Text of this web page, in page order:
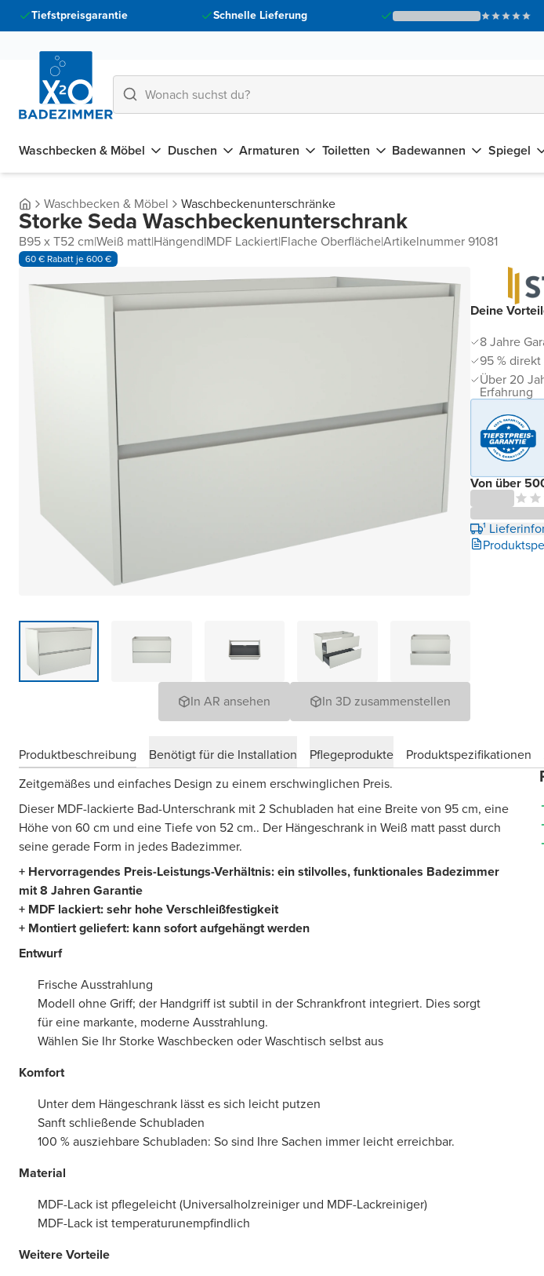
Tiefstpreisgarantie Schnelle Lieferung
Waschbecken & Möbel Duschen Armaturen Toiletten Badewannen Spiegel
Waschbecken & Möbel Waschbeckenunterschränke
Storke Seda Waschbeckenunterschrank
B95 x T52 cm|Weiß matt|Hängend|MDF Lackiert|Flache Oberfläche|Artikelnummer 91081
60 € Rabatt je 600 €
In AR ansehen In 3D zusammenstellen
Deine
8 Jahre
95 %
Über 20
Erfahrung
Von über
¹
Produktbeschreibung
Benötigt für die Installation Pflegeprodukte Produktspezifikationen
Zeitgemäßes und einfaches Design zu einem erschwinglichen Preis.
Dieser MDF-lackierte Bad-Unterschrank mit 2 Schubladen hat eine Breite von 95 cm, eine
Höhe von 60 cm und eine Tiefe von 52 cm.. Der Hängeschrank in Weiß matt passt durch
seine gerade Form in jedes Badezimmer.
+ Hervorragendes Preis-Leistungs-Verhältnis: ein stilvolles, funktionales Badezimmer
mit 8 Jahren Garantie
+ MDF lackiert: sehr hohe Verschleißfestigkeit
+ Montiert geliefert: kann sofort aufgehängt werden
Entwurf
Frische Ausstrahlung
Modell ohne Griff; der Handgriff ist subtil in der Schrankfront integriert. Dies sorgt
für eine markante, moderne Ausstrahlung.
Wählen Sie Ihr Storke Waschbecken oder Waschtisch selbst aus
Komfort
Unter dem Hängeschrank lässt es sich leicht putzen
Sanft schließende Schubladen
100 % ausziehbare Schubladen: So sind Ihre Sachen immer leicht erreichbar.
Material
MDF-Lack ist pflegeleicht (Universalholzreiniger und MDF-Lackreiniger)
MDF-Lack ist temperaturunempfindlich
Weitere Vorteile